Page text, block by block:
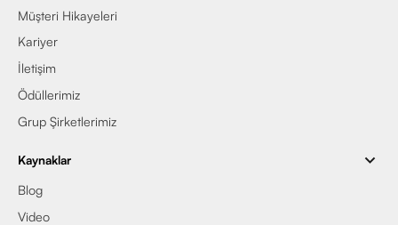
Müşteri Hikayeleri
Kariyer
İletişim
Ödüllerimiz
Grup Şirketlerimiz
Kaynaklar
Blog
Video